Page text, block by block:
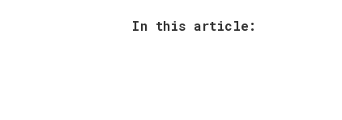
In this article: